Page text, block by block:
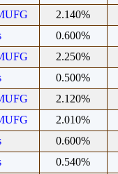
2.140%
0.600%
2.250%
0.500%
2.120%
2.010%
0.600%
0.540%